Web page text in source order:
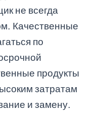
не всегда
Качественные
по
продукты
затратам
и замену.